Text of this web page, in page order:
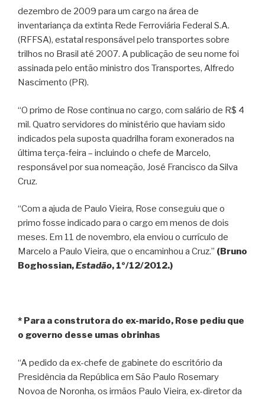
dezembro de 2009 para um cargo na área de
inventariança da extinta Rede Ferroviária Federal S.A.
(RFFSA), estatal responsável pelo transportes sobre
trilhos no Brasil até 2007. A publicação de seu nome foi
assinada pelo então ministro dos Transportes, Alfredo
Nascimento (PR).
“O primo de Rose continua no cargo, com salário de R$ 4
mil. Quatro servidores do ministério que haviam sido
indicados pela suposta quadrilha foram exonerados na
última terça-feira – incluindo o chefe de Marcelo,
responsável por sua nomeação, José Francisco da Silva
Cruz.
“Com a ajuda de Paulo Vieira, Rose conseguiu que o
primo fosse indicado para o cargo em menos de dois
meses. Em 11 de novembro, ela enviou o currículo de
Marcelo a Paulo Vieira, que o encaminhou a Cruz.” (Bruno
Boghossian,Estadão, 1º/12/2012.)
* Para a construtora do ex-marido, Rose pediu que
o governo desse umas obrinhas
“A pedido da ex-chefe de gabinete do escritório da
Presidência da República em São Paulo Rosemary
Novoa de Noronha, os irmãos Paulo Vieira, ex-diretor da